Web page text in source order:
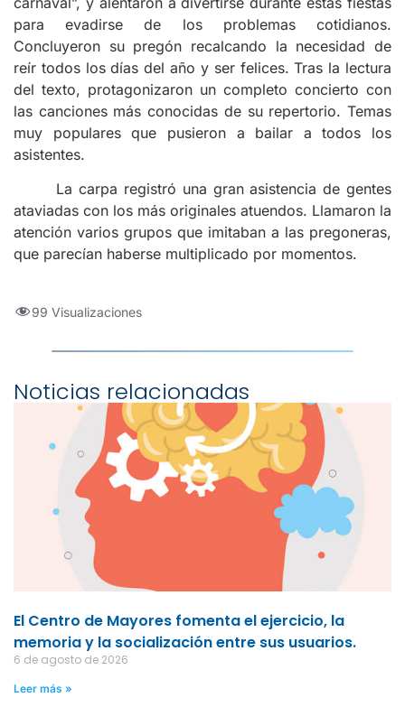
para evadirse de los problemas cotidianos.
Concluyeron su pregón recalcando la necesidad de
reír todos los días del año y ser felices. Tras la lectura
del texto, protagonizaron un completo concierto con
las canciones más conocidas de su repertorio. Temas
muy populares que pusieron a bailar a todos los
asistentes.
La carpa registró una gran asistencia de gentes
ataviadas con los más originales atuendos. Llamaron la
atención varios grupos que imitaban a las pregoneras,
que parecían haberse multiplicado por momentos.
99 Visualizaciones
Noticias relacionadas
El Centro de Mayores fomenta el ejercicio, la
memoria y la socialización entre sus usuarios.
6 de agosto de 2026
Leer más »